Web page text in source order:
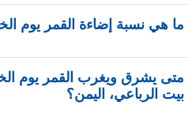
ما هي نسبة إضاءة القمر يوم الخميس، 14
لـ phasesmoon.com.
بيت الرباعي، اليمن؟